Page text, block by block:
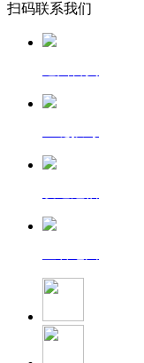
扫码联系我们